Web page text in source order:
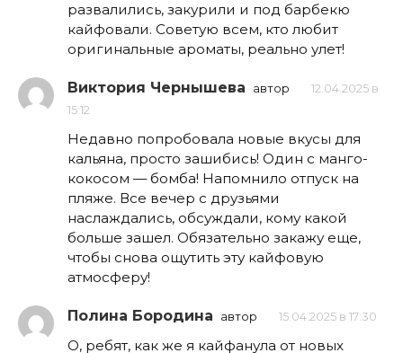
развалились, закурили и под барбекю
кайфовали. Советую всем, кто любит
оригинальные ароматы, реально улет!
Виктория Чернышева автор
12.04.2025 в
15:12
Недавно попробовала новые вкусы для
кальяна, просто зашибись! Один с манго-
кокосом — бомба! Напомнило отпуск на
пляже. Все вечер с друзьями
наслаждались, обсуждали, кому какой
больше зашел. Обязательно закажу еще,
чтобы снова ощутить эту кайфовую
атмосферу!
Полина Бородина автор 15.04.2025 в 17:30
О, ребят, как же я кайфанула от новых